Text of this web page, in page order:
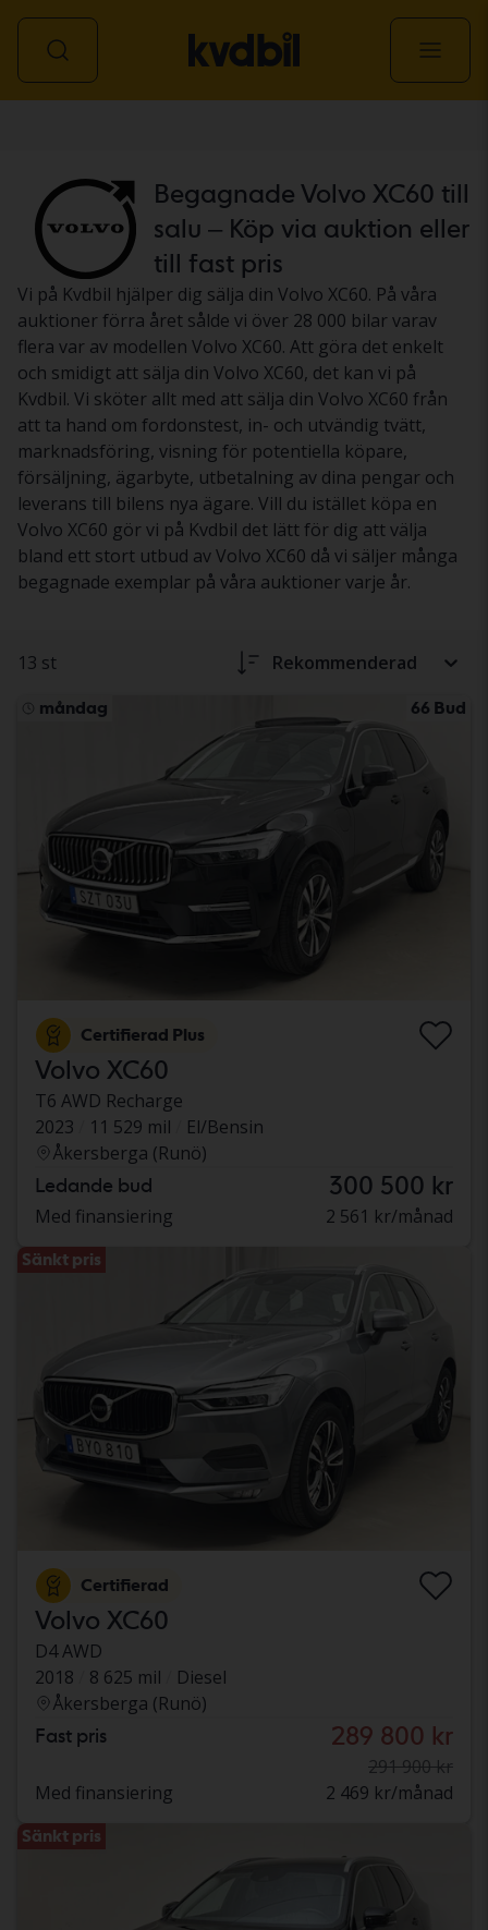
Begagnade Volvo XC60 till
salu – Köp via auktion eller
till fast pris
Vi på Kvdbil hjälper dig sälja din Volvo XC60. På våra
auktioner förra året sålde vi över 28 000 bilar varav
flera var av modellen Volvo XC60. Att göra det enkelt
och smidigt att sälja din Volvo XC60, det kan vi på
Kvdbil. Vi sköter allt med att sälja din Volvo XC60 från
att ta hand om fordonstest, in- och utvändig tvätt,
marknadsföring, visning för potentiella köpare,
försäljning, ägarbyte, utbetalning av dina pengar och
leverans till bilens nya ägare. Vill du istället köpa en
Volvo XC60 gör vi på Kvdbil det lätt för dig att välja
bland ett stort utbud av Volvo XC60 då vi säljer många
begagnade exemplar på våra auktioner varje år.
13 st Rekommenderad
måndag 66 Bud
Certifierad Plus
Volvo XC60
T6 AWD Recharge
2023
11 529 mil
El/Bensin
Åkersberga (Runö)
Ledande bud 300 500 kr
Med finansiering 2 561 kr/månad
Sänkt pris
Certifierad
Volvo XC60
D4 AWD
2018
8 625 mil
Diesel
Åkersberga (Runö)
Fast pris 289 800 kr
291 900 kr
Med finansiering
2 469 kr/månad
Sänkt pris